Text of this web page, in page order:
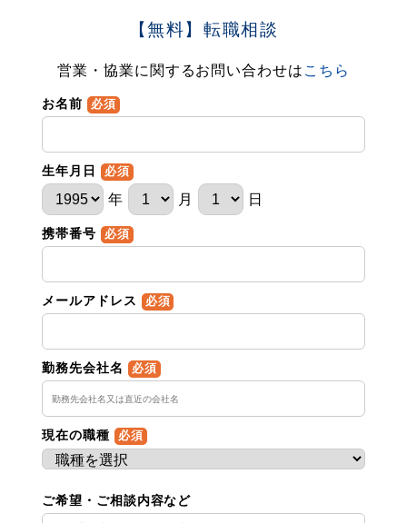
【無料】転職相談
営業・協業に関するお問い合わせは こちら
お名前 必須
生年月日 必須
年 月 日
携帯番号 必須
メールアドレス 必須
勤務先会社名 必須
現在の職種 必須
ご希望・ご相談内容など